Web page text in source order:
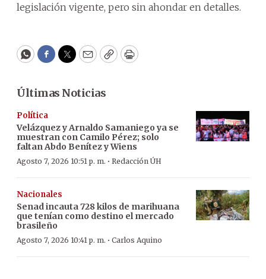
legislación vigente, pero sin ahondar en detalles.
WhatsApp
Facebook
Twitter
EmailCopyPrint
Últimas Noticias
Política
Velázquez y Arnaldo Samaniego ya se
muestran con Camilo Pérez; solo
faltan Abdo Benítez y Wiens
Agosto 7, 2026 10:51 p. m. · Redacción ÚH
Nacionales
Senad incauta 728 kilos de marihuana
que tenían como destino el mercado
brasileño
Agosto 7, 2026 10:41 p. m. · Carlos Aquino